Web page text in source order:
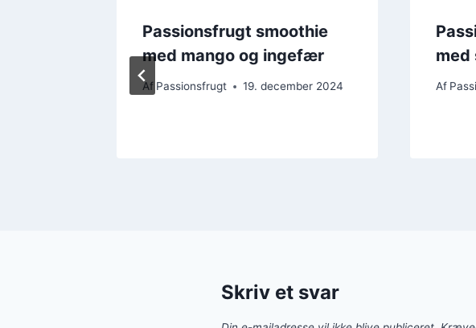
Passionsfrugt smoothie
med mango og ingefær
Af Passionsfrugt 19. december 2024
med
Af
Skriv et svar